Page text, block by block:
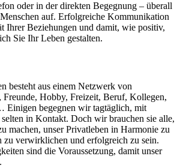
oder in der direkten Begegnung – überall
auf. Erfolgreiche Kommunikation
Ihrer Beziehungen und damit, wie positiv,
Sie Ihr Leben gestalten.
besteht aus einem Netzwerk von
Freunde, Hobby, Freizeit, Beruf, Kollegen,
Einigen begegnen wir tagtäglich, mit
in Kontakt. Doch wir brauchen sie alle,
machen, unser Privatleben in Harmonie zu
zu verwirklichen und erfolgreich zu sein.
sind die Voraussetzung, damit unser